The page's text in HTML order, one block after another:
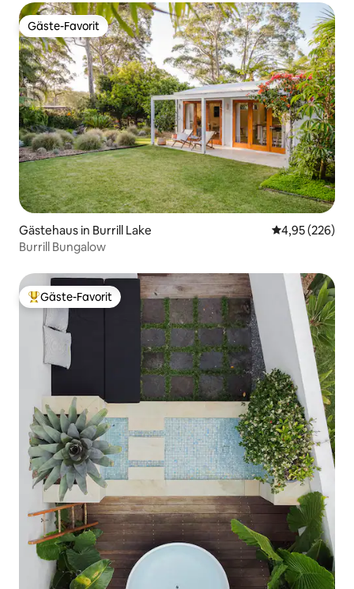
Gäste-Favorit
Gäste-Favorit
Gästehaus in Burrill Lake
4,95 (226)
Burrill Bungalow
Beliebter Gäste-Favorit.
Gäste-Favorit